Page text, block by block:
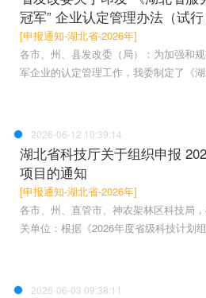
冠军” 企业认定管理办法（试
[申报通知-湖北省-2026年]
各市、州、县发改委（局）：为加强和
军企业的认定管理工作，我委制定了《
2026-06-12 10:39:14
湖北省科技厅关于组织申报
项目的通知
[申报通知-湖北省-2026年]
各市、州、直管市、神农架林区科技局
关单位：根据《2026年度省级科技计划
2026-06-03 09:38:11